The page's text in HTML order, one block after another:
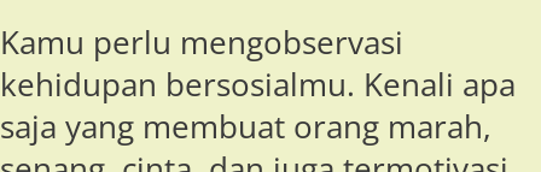
Kamu perlu mengobservasi
kehidupan bersosialmu. Kenali apa
saja yang membuat orang marah,